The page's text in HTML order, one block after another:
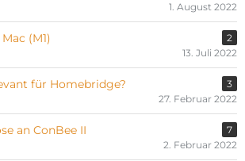
1. August 2022
(M1)
2
13. Juli 2022
für Homebridge?
3
27. Februar 2022
an ConBee II
7
2. Februar 2022